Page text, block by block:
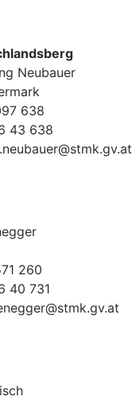
Neubauer
638
43 638
260
40 731